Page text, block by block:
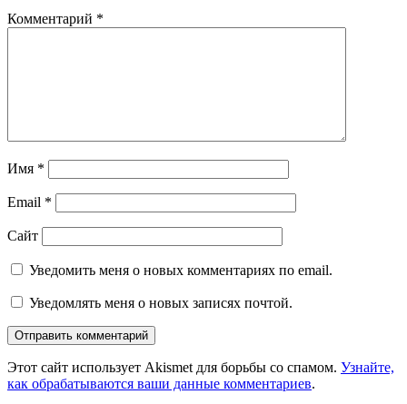
Комментарий *
Имя *
Email *
Сайт
Уведомить меня о новых комментариях по email.
Уведомлять меня о новых записях почтой.
Этот сайт использует Akismet для борьбы со спамом. Узнайте,
как обрабатываются ваши данные комментариев.